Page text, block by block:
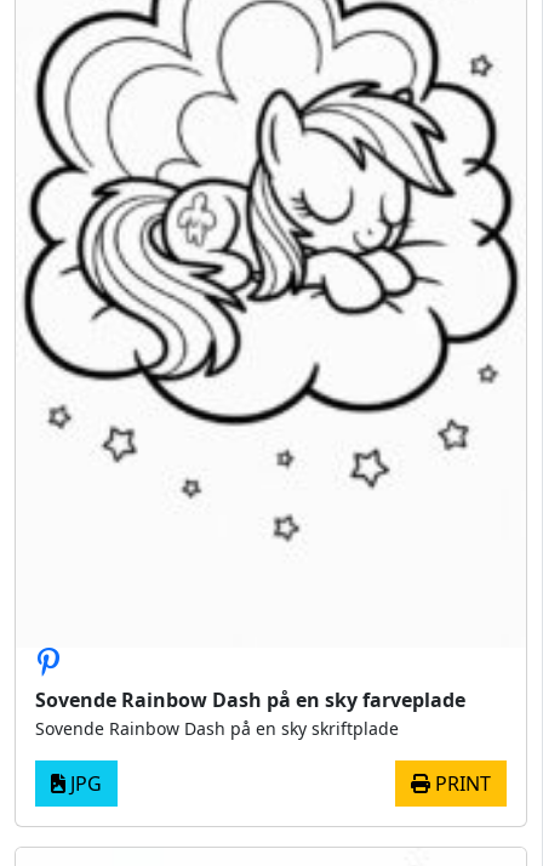
Sovende Rainbow Dash på en sky farveplade
Sovende Rainbow Dash på en sky skriftplade
JPG PRINT